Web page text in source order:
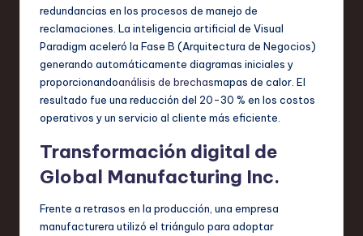
redundancias en los procesos de manejo de
reclamaciones. La inteligencia artificial de Visual
Paradigm aceleró la Fase B (Arquitectura de Negocios)
generando automáticamente diagramas iniciales y
proporcionandoanálisis de brechasmapas de calor. El
resultado fue una reducción del 20-30 % en los costos
operativos y un servicio al cliente más eficiente.
Transformación digital de
Global Manufacturing Inc.
Frente a retrasos en la producción, una empresa
manufacturera utilizó el triángulo para adoptar